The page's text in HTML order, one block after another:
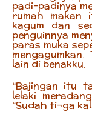
padi-padinya
rumah makan
kagum dan
penguinnya
paras muka
lain di benakku.
“Bajingan itu
lelaki
“Sudah ti¬ga